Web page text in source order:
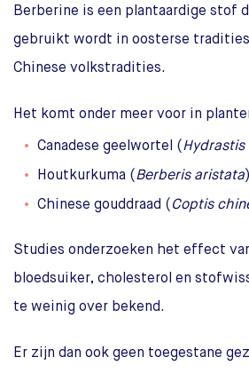
Berberine is een plantaardige stof
gebruikt wordt in oosterse tradities
Chinese volkstradities.
Het komt onder meer voor in
Canadese geelwortel (Hydrastis
Houtkurkuma (Berberis aristata)
Chinese gouddraad ( Coptis
Studies onderzoeken het effect
bloedsuiker, cholesterol en
te weinig over bekend.
Er zijn dan ook geen toegestane